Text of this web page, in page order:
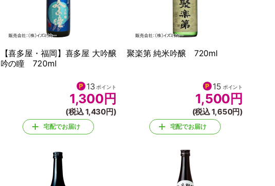
【喜多屋・福岡】喜多屋 大吟醸
吟の瞳 720ml
13 ポイント
1,300 円
(税込 1,430円)
宅配でお届け
聚楽第 純米吟醸 720ml
15 ポイント
1,500 円
(税込 1,650円)
宅配でお届け